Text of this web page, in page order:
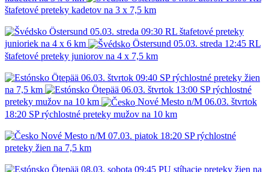
štafetové preteky kadetov na 3 x 7,5 km
Östersund 05.03. streda 09:30 RL štafetové preteky
junioriek na 4 x 6 km
Östersund 05.03. streda 12:45 RL
štafetové preteky juniorov na 4 x 7,5 km
Ötepää 06.03. štvrtok 09:40 SP rýchlostné preteky žien
na 7,5 km
Ötepää 06.03. štvrtok 13:00 SP rýchlostné
preteky mužov na 10 km
Nové Mesto n/M 06.03. štvrtok
18:20 SP rýchlostné preteky mužov na 10 km
Nové Mesto n/M 07.03. piatok 18:20 SP rýchlostné
preteky žien na 7,5 km
Ötepää 08.03. sobota 09:45 PU stíhacie preteky žien na